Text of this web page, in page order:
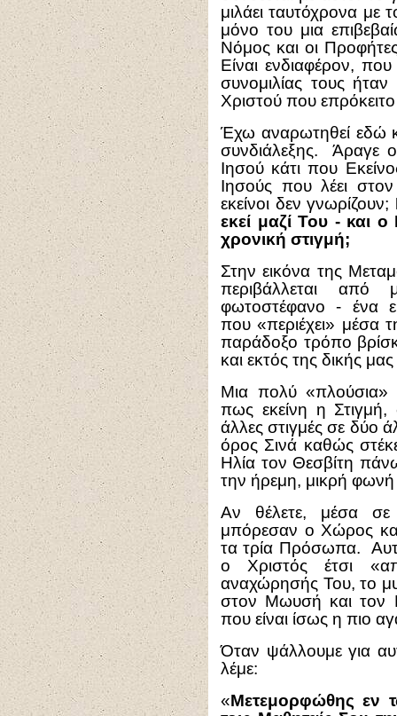
μιλάει ταυτόχρονα με
μόνο του μια
Νόμος και οι
Είναι ενδιαφέρον,
συνομιλίας τους
Χριστού που
Έχω αναρωτηθεί εδώ
συνδιάλεξης. Άραγε
Ιησού κάτι που
Ιησούς που λέει
εκείνοι δεν γνωρίζουν;
εκεί μαζί Του - και
χρονική στιγμή;
Στην εικόνα της
περιβάλλεται
φωτοστέφανο - ένα
που «περιέχει» μέσα
παράδοξο τρόπο
και εκτός της δικής
Μια πολύ «πλούσια»
πως εκείνη η Στιγμή,
άλλες στιγμές σε
όρος Σινά καθώς
Ηλία τον Θεσβίτη
την ήρεμη, μικρή
Αν θέλετε, μέσα σε
μπόρεσαν ο Χώρος
τα τρία Πρόσωπα.
ο Χριστός έτσι
αναχώρησής Του, το
στον Μωυσή και τον
που είναι ίσως η πιο
Όταν ψάλλουμε για
λέμε:
«Μετεμορφώθης εν